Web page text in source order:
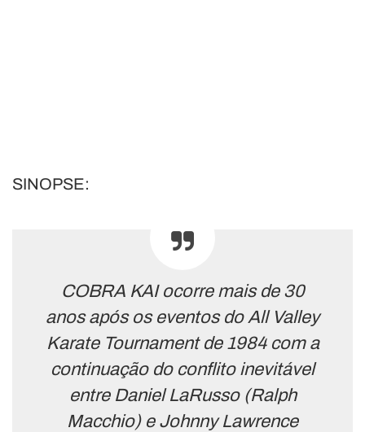
SINOPSE:
COBRA KAI ocorre mais de 30
anos após os eventos do All Valley
Karate Tournament de 1984 com a
continuação do conflito inevitável
entre Daniel LaRusso (Ralph
Macchio) e Johnny Lawrence